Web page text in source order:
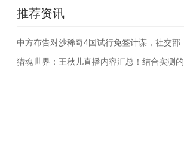
推荐资讯
中方布告对沙稀奇4国试行免签计谋，社交部
猎魂世界：王秋儿直播内容汇总！结合实测的